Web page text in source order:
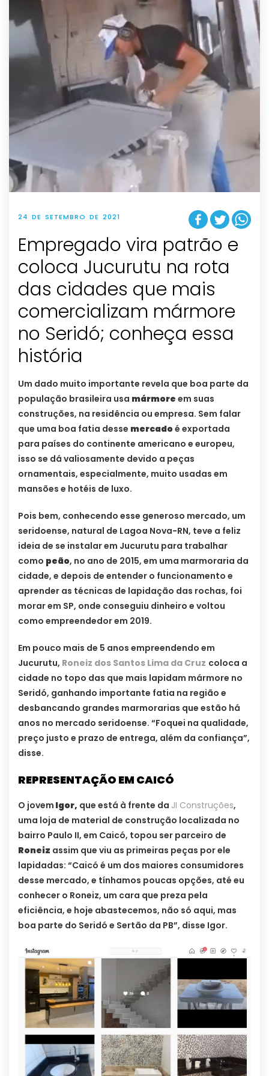
24 DE SETEMBRO DE 2021
Empregado vira patrão e
coloca Jucurutu na rota
das cidades que mais
comercializam mármore
no Seridó; conheça essa
história
Um dado muito importante revela que boa parte da
população brasileira usa mármore em suas
construções, na residência ou empresa. Sem falar
que uma boa fatia desse mercado é exportada
para países do continente americano e europeu,
isso se dá valiosamente devido a peças
ornamentais, especialmente, muito usadas em
mansões e hotéis de luxo.
Pois bem, conhecendo esse generoso mercado, um
seridoense, natural de Lagoa Nova-RN, teve a feliz
ideia de se instalar em Jucurutu para trabalhar
como peão, no ano de 2015, em uma marmoraria da
cidade, e depois de entender o funcionamento e
aprender as técnicas de lapidação das rochas, foi
morar em SP, onde conseguiu dinheiro e voltou
como empreendedor em 2019.
Em pouco mais de 5 anos empreendendo em
Jucurutu, Roneiz dos Santos Lima da Cruz coloca a
cidade no topo das que mais lapidam mármore no
Seridó, ganhando importante fatia na região e
desbancando grandes marmorarias que estão há
anos no mercado seridoense. “Foquei na qualidade,
preço justo e prazo de entrega, além da confiança”,
disse.
REPRESENTAÇÃO EM CAICÓ
O jovem Igor, que está à frente da JI Construções,
uma loja de material de construção localizada no
bairro Paulo II, em Caicó, topou ser parceiro de
Roneiz assim que viu as primeiras peças por ele
lapidadas: “Caicó é um dos maiores consumidores
desse mercado, e tínhamos poucas opções, até eu
conhecer o Roneiz, um cara que preza pela
eficiência, e hoje abastecemos, não só aqui, mas
boa parte do Seridó e Sertão da PB”, disse Igor.